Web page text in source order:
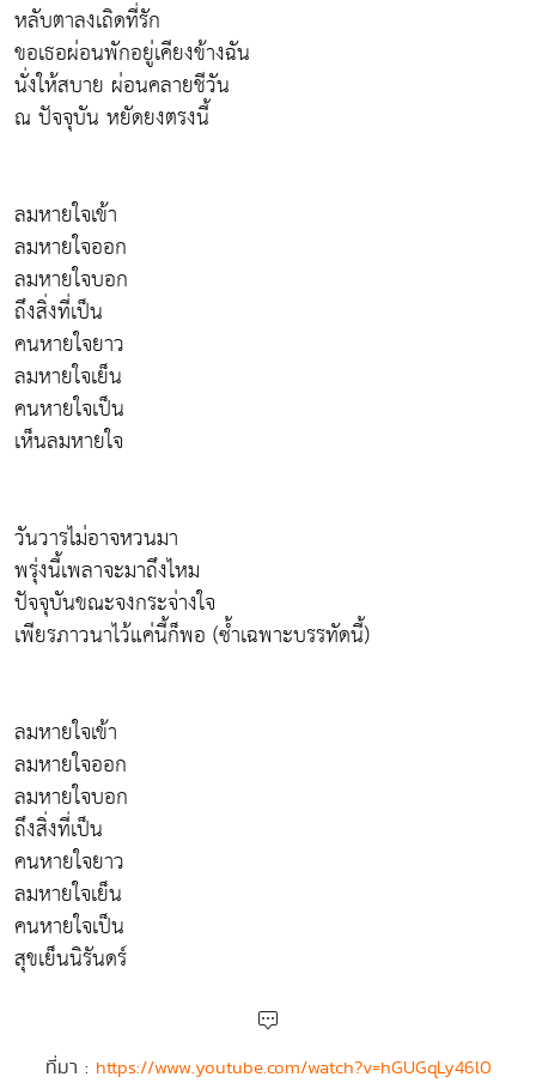
หลับตาลงเถิดที่รัก
ขอเธอผ่อนพักอยู่เคียงข้างฉัน
นั่งให้สบาย ผ่อนคลายชีวัน
ณ ปัจจุบัน หยัดยงตรงนี้
ลมหายใจเข้า
ลมหายใจออก
ลมหายใจบอก
ถึงสิ่งที่เป็น
คนหายใจยาว
ลมหายใจเย็น
คนหายใจเป็น
เห็นลมหายใจ
วันวารไม่อาจหวนมา
พรุ่งนี้เพลาจะมาถึงไหม
ปัจจุบันขณะจงกระจ่างใจ
เพียรภาวนาไว้แค่นี้ก็พอ (ซ้ำเฉพาะบรรทัดนี้)
ลมหายใจเข้า
ลมหายใจออก
ลมหายใจบอก
ถึงสิ่งที่เป็น
คนหายใจยาว
ลมหายใจเย็น
คนหายใจเป็น
สุขเย็นนิรันดร์
ที่มา : https://www.youtube.com/watch?v=hGUGqLy46l0